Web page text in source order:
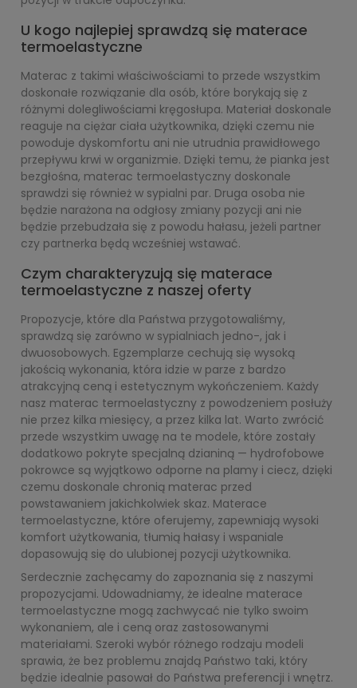
U kogo najlepiej sprawdzą się materace
termoelastyczne
Materac z takimi właściwościami to przede wszystkim
doskonałe rozwiązanie dla osób, które borykają się z
różnymi dolegliwościami kręgosłupa. Materiał doskonale
reaguje na ciężar ciała użytkownika, dzięki czemu nie
powoduje dyskomfortu ani nie utrudnia prawidłowego
przepływu krwi w organizmie. Dzięki temu, że pianka jest
bezgłośna, materac termoelastyczny doskonale
sprawdzi się również w sypialni par. Druga osoba nie
będzie narażona na odgłosy zmiany pozycji ani nie
będzie przebudzała się z powodu hałasu, jeżeli partner
czy partnerka będą wcześniej wstawać.
Czym charakteryzują się materace
termoelastyczne z naszej oferty
Propozycje, które dla Państwa przygotowaliśmy,
sprawdzą się zarówno w sypialniach jedno-, jak i
dwuosobowych. Egzemplarze cechują się wysoką
jakością wykonania, która idzie w parze z bardzo
atrakcyjną ceną i estetycznym wykończeniem. Każdy
nasz materac termoelastyczny z powodzeniem posłuży
nie przez kilka miesięcy, a przez kilka lat. Warto zwrócić
przede wszystkim uwagę na te modele, które zostały
dodatkowo pokryte specjalną dzianiną — hydrofobowe
pokrowce są wyjątkowo odporne na plamy i ciecz, dzięki
czemu doskonale chronią materac przed
powstawaniem jakichkolwiek skaz. Materace
termoelastyczne, które oferujemy, zapewniają wysoki
komfort użytkowania, tłumią hałasy i wspaniale
dopasowują się do ulubionej pozycji użytkownika.
Serdecznie zachęcamy do zapoznania się z naszymi
propozycjami. Udowadniamy, że idealne materace
termoelastyczne mogą zachwycać nie tylko swoim
wykonaniem, ale i ceną oraz zastosowanymi
materiałami. Szeroki wybór różnego rodzaju modeli
sprawia, że bez problemu znajdą Państwo taki, który
będzie idealnie pasował do Państwa preferencji i wnętrz.